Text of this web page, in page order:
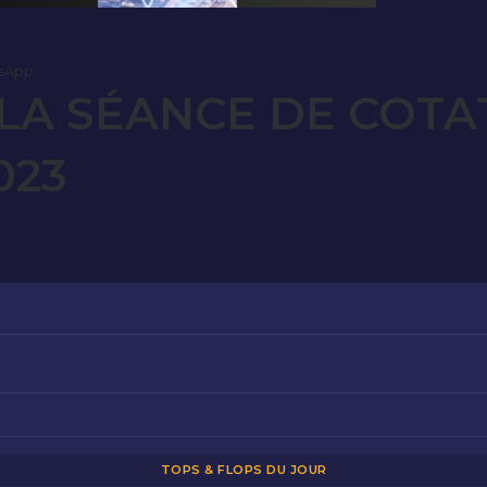
SÉANCE DE
TOPS & FLOPS DU JOUR